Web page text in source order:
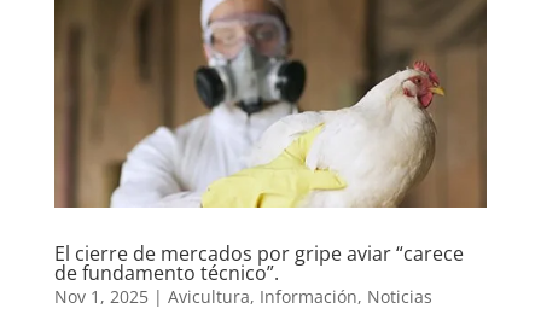
El cierre de mercados por gripe aviar “carece
de fundamento técnico”.
Nov 1, 2025| Avicultura, Información, Noticias